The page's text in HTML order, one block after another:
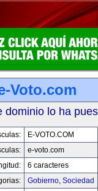
Voto.com
dominio lo ha
E-VOTO.COM
e-voto.com
6 caracteres
Gobierno, Sociedad